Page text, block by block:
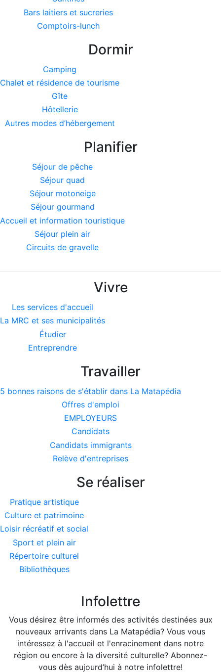
Bars laitiers et sucreries
Comptoirs-lunch
Dormir
Camping
Chalet et résidence de tourisme
Gîte
Hôtellerie
Autres modes d’hébergement
Planifier
Séjour de pêche
Séjour quad
Séjour motoneige
Séjour gourmand
Accueil et information touristique
Séjour plein air
Circuits de gravelle
Vivre
Les services d'accueil
La MRC et ses municipalités
Étudier
Entreprendre
Travailler
5 bonnes raisons de s'établir dans La Matapédia
Offres d'emploi
EMPLOYEURS
Candidats
Candidats immigrants
Relève d'entreprises
Se réaliser
Pratique artistique
Culture et patrimoine
Loisir récréatif et social
Sport et plein air
Répertoire culturel
Bibliothèques
Infolettre
Vous désirez être informés des activités destinées aux
nouveaux arrivants dans La Matapédia? Vous vous
intéressez à l'accueil et l'enracinement dans notre
région ou encore à la diversité culturelle? Abonnez-
vous dès aujourd’hui à notre infolettre!